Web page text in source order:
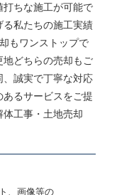
ちな施工が可能で
私たちの施工実績
もワンストップで
どちらの売却もご
誠実で丁寧な対応
るサービスをご提
工事・土地売却
、画像等の